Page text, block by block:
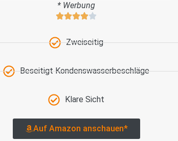
* Werbung
Zweiseitig
Beseitigt Kondenswasserbeschläge
Klare Sicht
Auf Amazon anschauen*